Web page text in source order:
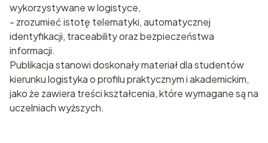
wykorzystywane w logistyce,
- zrozumieć istotę telematyki, automatycznej
identyfikacji, traceability oraz bezpieczeństwa
informacji.
Publikacja stanowi doskonały materiał dla studentów
kierunku logistyka o profilu praktycznym i akademickim,
jako że zawiera treści kształcenia, które wymagane są na
uczelniach wyższych.